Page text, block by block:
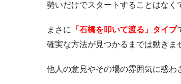
勢いだけでスタートすることはなく
まさに 「石橋を叩いて渡る」タイプ
確実な方法が見つかるまでは動きま
他人の意見やその場の雰囲気に惑わ